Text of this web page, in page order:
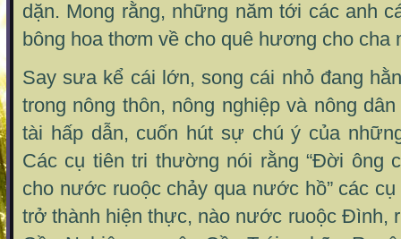
dặn. Mong rằng, những năm tới các anh
bông hoa thơm về cho quê hương cho cha
Say sưa kể cái lớn, song cái nhỏ đang
trong nông thôn, nông nghiệp và nông
tài hấp dẫn, cuốn hút sự chú ý của
Các cụ tiên tri thường nói rằng “Đời ông
cho nước ruoộc chảy qua nước hồ” các
trở thành hiện thực, nào nước ruoộc Đình,